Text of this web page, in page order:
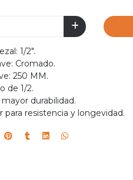
1/2".
Cromado.
250 MM.
de 1/2.
durabilidad.
para resistencia y longevidad.